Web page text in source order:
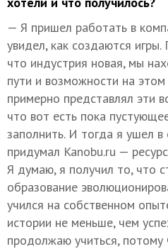
— Я пришел работать в
увидел, как создаются
что индустрия новая, мы
пути и возможности на
примерно представлял эти
что вот есть пока
заполнить. И тогда я ушел
придумал Kanobu.ru —
Я думаю, я получил то, что
образование
учился на собственном
истории не меньше, чем
продолжаю учиться, потому